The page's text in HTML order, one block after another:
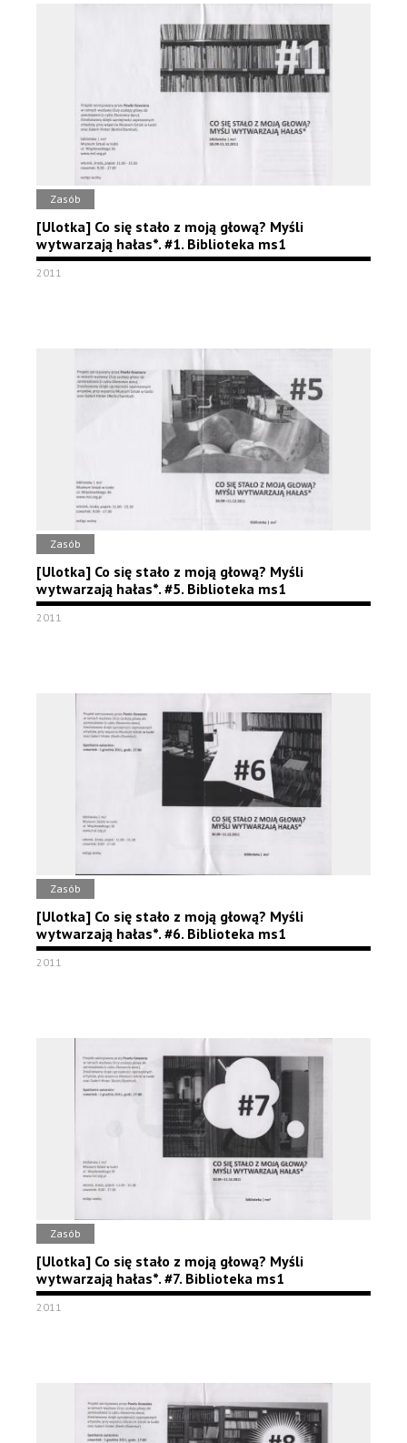
Zasób
[Ulotka] Co się stało z moją głową? Myśli
wytwarzają hałas*. #1. Biblioteka ms1
2011
Zasób
[Ulotka] Co się stało z moją głową? Myśli
wytwarzają hałas*. #5. Biblioteka ms1
2011
Zasób
[Ulotka] Co się stało z moją głową? Myśli
wytwarzają hałas*. #6. Biblioteka ms1
2011
Zasób
[Ulotka] Co się stało z moją głową? Myśli
wytwarzają hałas*. #7. Biblioteka ms1
2011